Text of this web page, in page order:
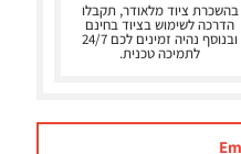
בהשכרת ציוד מלאודר, תקבלו
הדרכה לשימוש בציוד בחינם
ובנוסף נהיה זמינים לכם 24/7
לתמיכה טכנית.